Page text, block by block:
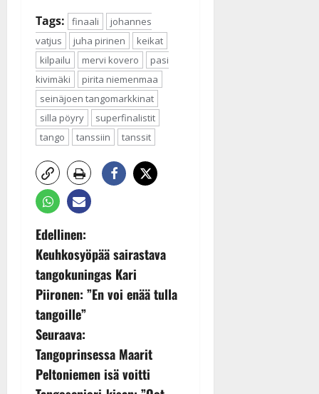
Tags: finaali
johannes
vatjus
juha pirinen
keikat
kilpailu
mervi kovero
pasi
kivimäki
pirita niemenmaa
seinäjoen tangomarkkinat
silla pöyry
superfinalistit
tango
tanssiin tanssit
P
o
s
t
n
Edellinen:
Keuhkosyöpää sairastava
tangokuningas Kari
Piironen: ”En voi enää tulla
tangoille”
Seuraava:
Tangoprinsessa Maarit
Peltoniemen isä voitti